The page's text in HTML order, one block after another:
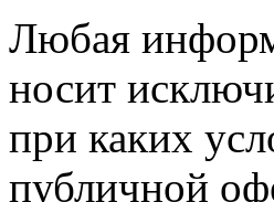
Любая
носит
при каких
публичной